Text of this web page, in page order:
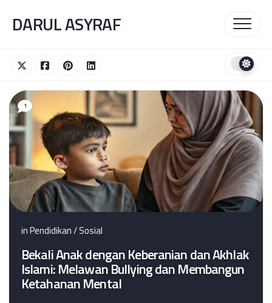
content
DARUL ASYRAF
1
inPendidikan/Sosial
Bekali Anak dengan Keberanian dan Akhlak
Islami: Melawan Bullying dan Membangun
Ketahanan Mental